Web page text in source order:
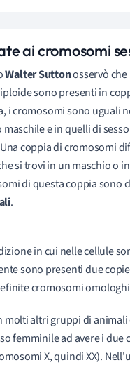
ai cromosomi
Walter Suttonosservò
sono presenti in
i cromosomi sono uguali
e in quelli di
coppia di cromosomi
si trovi in un maschio o
di questa coppia sono
.
in cui nelle cellule
sono presenti due
cromosomi
molti altri gruppi di animali
femminile ad avere i due
X, quindi XX).